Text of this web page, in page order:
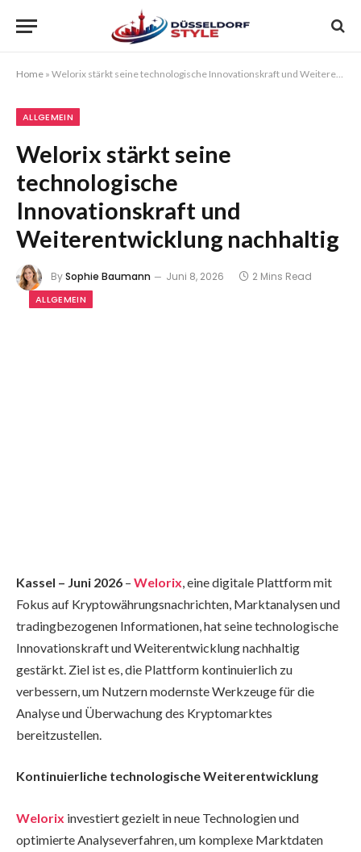
Home » Welorix stärkt seine technologische Innovationskraft und Weiterentwicklung nachhaltig
ALLGEMEIN
Welorix stärkt seine
technologische
Innovationskraft und
Weiterentwicklung nachhaltig
BySophie Baumann Juni 8, 2026 2 Mins Read
ALLGEMEIN
Kassel – Juni 2026 – Welorix , eine digitale Plattform mit
Fokus auf Kryptowährungsnachrichten, Marktanalysen und
tradingbezogenen Informationen, hat seine technologische
Innovationskraft und Weiterentwicklung nachhaltig
gestärkt. Ziel ist es, die Plattform kontinuierlich zu
verbessern, um Nutzern modernste Werkzeuge für die
Analyse und Überwachung des Kryptomarktes
bereitzustellen.
Kontinuierliche technologische Weiterentwicklung
Welorix investiert gezielt in neue Technologien und
optimierte Analyseverfahren, um komplexe Marktdaten